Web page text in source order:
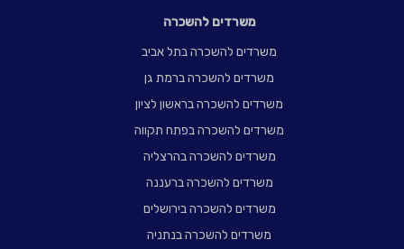
משרדים להשכרה
משרדים להשכרה בתל אביב
משרדים להשכרה ברמת גן
משרדים להשכרה בראשון לציון
משרדים להשכרה בפתח תקווה
משרדים להשכרה בהרצליה
משרדים להשכרה ברעננה
משרדים להשכרה בירושלים
משרדים להשכרה בנתניה